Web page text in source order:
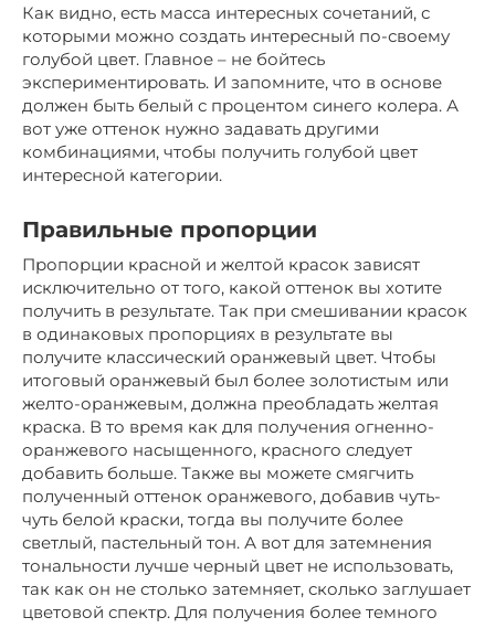
Как видно, есть масса интересных сочетаний, с
которыми можно создать интересный по-своему
голубой цвет. Главное – не бойтесь
экспериментировать. И запомните, что в основе
должен быть белый с процентом синего колера. А
вот уже оттенок нужно задавать другими
комбинациями, чтобы получить голубой цвет
интересной категории.
Правильные пропорции
Пропорции красной и желтой красок зависят
исключительно от того, какой оттенок вы хотите
получить в результате. Так при смешивании красок
в одинаковых пропорциях в результате вы
получите классический оранжевый цвет. Чтобы
итоговый оранжевый был более золотистым или
желто-оранжевым, должна преобладать желтая
краска. В то время как для получения огненно-
оранжевого насыщенного, красного следует
добавить больше. Также вы можете смягчить
полученный оттенок оранжевого, добавив чуть-
чуть белой краски, тогда вы получите более
светлый, пастельный тон. А вот для затемнения
тональности лучше черный цвет не использовать,
так как он не столько затемняет, сколько заглушает
цветовой спектр. Для получения более темного